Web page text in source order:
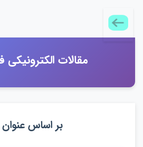
مقالات الكترونيكي
بر اساس عنوان